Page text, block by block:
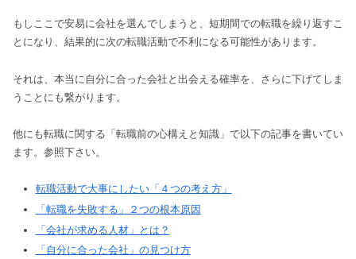
もしここで安易に会社を選んでしまうと、短期間での転職を繰り返すこ
とになり、結果的に次の転職活動で不利になる可能性があります。
それは、本当に自分に合った会社と出会える確率を、さらに下げてしま
うことにも繋がります。
他にも転職に関する「転職前の心構えと知識」で以下の記事を書いてい
ます。参照下さい。
転職活動で大事にしたい「４つの考え方」
「転職を失敗する」２つの根本原因
「会社が求める人材」とは？
「自分に合った会社」の見つけ方